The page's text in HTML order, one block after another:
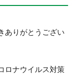
ありがとうござい
ロナウイルス対策